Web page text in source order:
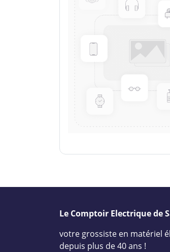
Le Comptoir Electrique de
votre grossiste en matériel
depuis plus de 40 ans !